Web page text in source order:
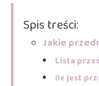
Spis treści:
Jakie
Lista
Ile jest